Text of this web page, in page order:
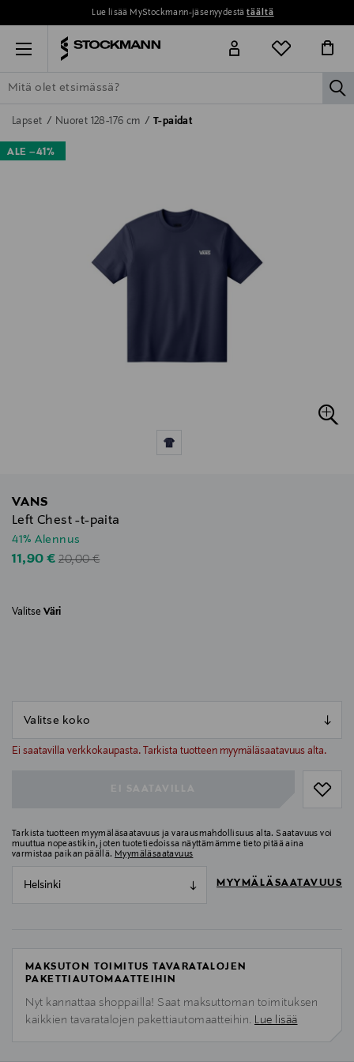
Lue lisää MyStockmann-jäsenyydestätäältä
Menu
ETSI KAIKKI NAISET MIEHET
Lapset Nuoret 128-176 cm T-paidat
ALE –41%
VANS
Left Chest -t-paita
41% Alennus
Discounted Price
11,90 €Original Price
20,00 €
Valitse Väri
Ei saatavilla verkkokaupasta. Tarkista tuotteen myymäläsaatavuus alta.
null
Tarkista tuotteen myymäläsaatavuus ja varausmahdollisuus alta. Saatavuus voi
muuttua nopeastikin, joten tuotetiedoissa näyttämämme tieto pitää aina
varmistaa paikan päällä. Myymäläsaatavuus
Helsinki MYYMÄLÄSAATAVUUS
MAKSUTON TOIMITUS TAVARATALOJEN
PAKETTIAUTOMAATTEIHIN
Nyt kannattaa shoppailla! Saat maksuttoman toimituksen
kaikkien tavaratalojen pakettiautomaatteihin. Lue lisää